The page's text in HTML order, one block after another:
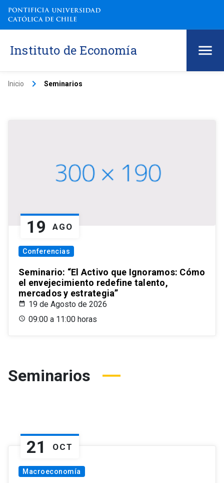
Instituto de Economía
Inicio keyboard_arrow_right Seminarios
19 AGO
Conferencias
Seminario: “El Activo que Ignoramos: Cómo
el envejecimiento redefine talento,
mercados y estrategia”
19 de Agosto de 2026
09:00 a 11:00 horas
Seminarios
21 OCT
Macroeconomía